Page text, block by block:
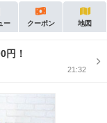
ー クーポン 地図
円！
21:32